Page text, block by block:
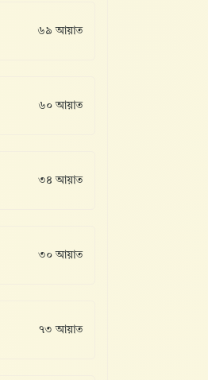
৬৯ আয়াত
৬০ আয়াত
৩৪ আয়াত
৩০ আয়াত
৭৩ আয়াত